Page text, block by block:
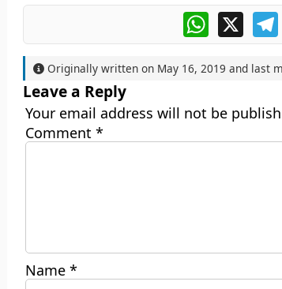
WhatsApp
X
Originally written on May 16, 2019 and last
Leave a Reply
Your email address will not be
Comment *
Name *